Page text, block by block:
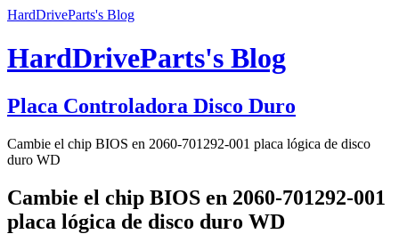
HardDriveParts's Blog
HardDriveParts's Blog
Placa Controladora Disco Duro
Cambie el chip BIOS en 2060-701292-001 placa lógica de disco
duro WD
Cambie el chip BIOS en 2060-701292-001
placa lógica de disco duro WD